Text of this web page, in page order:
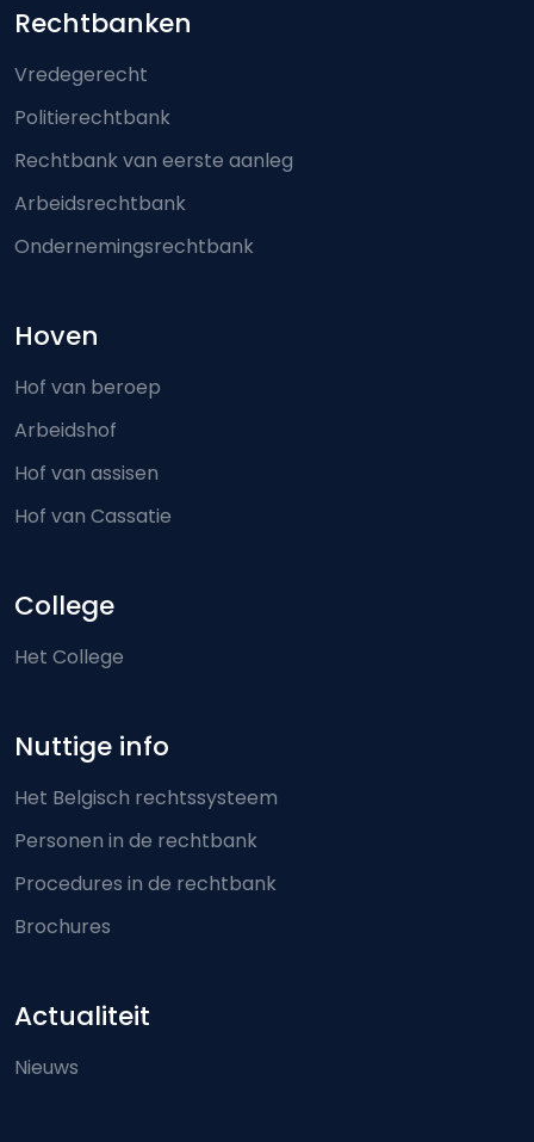
Footer-menu
Rechtbanken
Vredegerecht
Politierechtbank
Rechtbank van eerste aanleg
Arbeidsrechtbank
Ondernemingsrechtbank
Hoven
Hof van beroep
Arbeidshof
Hof van assisen
Hof van Cassatie
College
Het College
Nuttige info
Het Belgisch rechtssysteem
Personen in de rechtbank
Procedures in de rechtbank
Brochures
Actualiteit
Nieuws